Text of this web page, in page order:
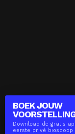
BOEK JOUW
Download de gratis
eerste privé bioscoop